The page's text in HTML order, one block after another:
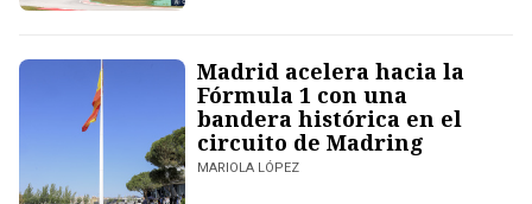
Madrid acelera hacia la
Fórmula 1 con una
bandera histórica en el
circuito de Madring
MARIOLA LÓPEZ